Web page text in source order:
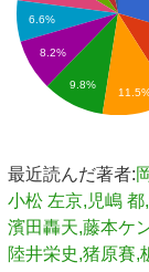
6.6%
8.2%
9.8%
最近読んだ著者:
小松 左京,児嶋
濱田轟天,藤本ケ
陸井栄史,猪原賽,